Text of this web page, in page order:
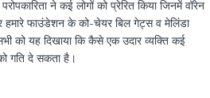
​ने​ ​कई​ ​लोगों​ ​को​ ​प्रेरित​ ​किया​ ​जिनमें​ ​वॉरेन​
​फाउंडेशन​ ​के​ ​को​-​चेयर​ ​बिल​ ​गेट्स​ ​व​ ​मेलिंडा​
​को​ ​यह​ ​दिखाया​ ​कि​ ​कैसे​ ​एक​ ​उदार​ ​व्यक्ति​ ​कई​
​गति​ ​दे​ ​सकता​ ​है।​